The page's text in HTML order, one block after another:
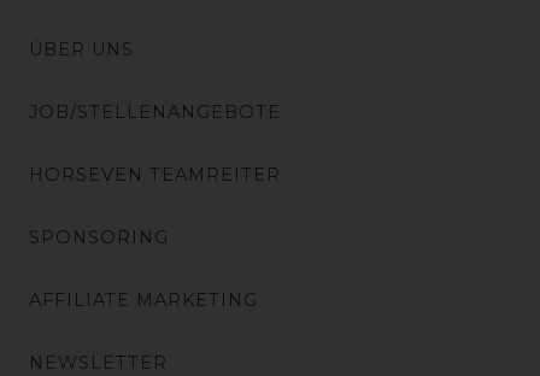
ÜBER UNS
JOB/STELLENANGEBOTE
HORSEVEN TEAMREITER
SPONSORING
AFFILIATE MARKETING
NEWSLETTER